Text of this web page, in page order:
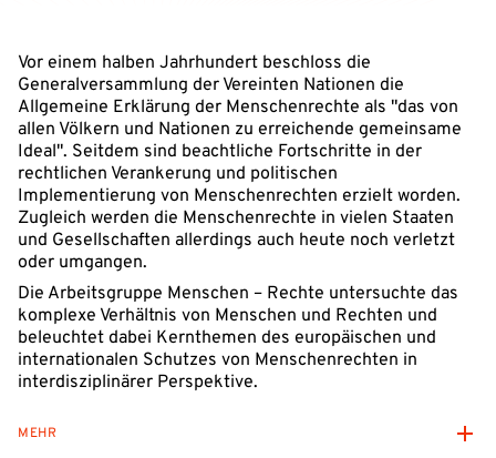
Vor einem halben Jahrhundert beschloss die
Generalversammlung der Vereinten Nationen die
Allgemeine Erklärung der Menschenrechte als "das von
allen Völkern und Nationen zu erreichende gemeinsame
Ideal". Seitdem sind beachtliche Fortschritte in der
rechtlichen Verankerung und politischen
Implementierung von Menschenrechten erzielt worden.
Zugleich werden die Menschenrechte in vielen Staaten
und Gesellschaften allerdings auch heute noch verletzt
oder umgangen.
Die Arbeitsgruppe Menschen – Rechte untersuchte das
komplexe Verhältnis von Menschen und Rechten und
beleuchtet dabei Kernthemen des europäischen und
internationalen Schutzes von Menschenrechten in
interdisziplinärer Perspektive.
MEHR